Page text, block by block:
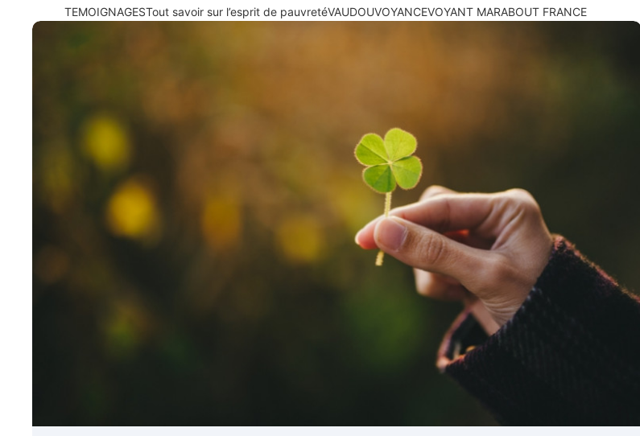
TEMOIGNAGESTout savoir sur l’esprit de pauvretéVAUDOUVOYANCEVOYANT MARABOUT FRANCE